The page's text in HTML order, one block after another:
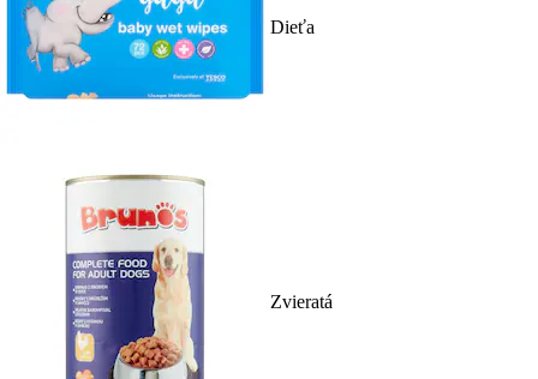
Dieťa
Zvieratá